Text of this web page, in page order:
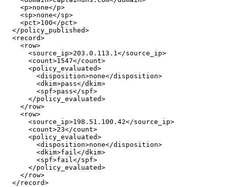
    <p>none</p>
    <sp>none</sp>
    <pct>100</pct>
  </policy_published>
  <record>
    <row>
      <source_ip>203.0.113.1</source_ip>
      <count>1547</count>
      <policy_evaluated>
        <disposition>none</disposition>
        <dkim>pass</dkim>
        <spf>pass</spf>
      </policy_evaluated>
    </row>
    <row>
      <source_ip>198.51.100.42</source_ip>
      <count>23</count>
      <policy_evaluated>
        <disposition>none</disposition>
        <dkim>fail</dkim>
        <spf>fail</spf>
      </policy_evaluated>
    </row>
  </record>